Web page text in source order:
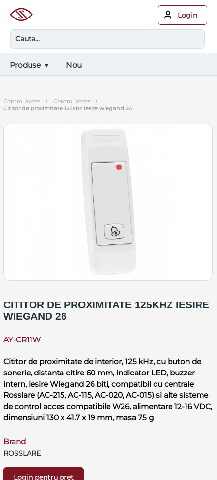
Login
Produse Nou
control acces › control acces ›
cititor de proximitate 125khz iesire wiegand 26
CITITOR DE PROXIMITATE 125KHZ IESIRE
WIEGAND 26
AY-CR11W
Cititor de proximitate de interior, 125 kHz, cu buton de
sonerie, distanta citire 60 mm, indicator LED, buzzer
intern, iesire Wiegand 26 biti, compatibil cu centrale
Rosslare (AC-215, AC-115, AC-020, AC-015) si alte sisteme
de control acces compatibile W26, alimentare 12-16 VDC,
dimensiuni 130 x 41.7 x 19 mm, masa 75 g
Brand
ROSSLARE
Login pentru pret